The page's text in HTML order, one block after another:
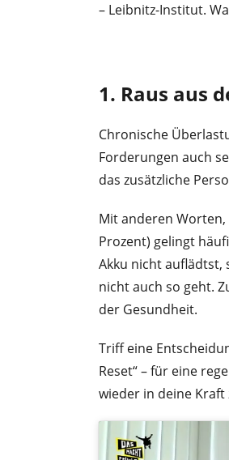
– Leibnitz-Institut.
1. Raus aus
Chronische
Forderungen auch
das zusätzliche
Mit anderen
Prozent) gelingt
Akku nicht auflädtst,
nicht auch so geht.
der Gesundheit.
Triff eine
Reset“ – für eine
wieder in deine